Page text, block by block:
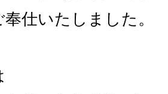
仕いたしました。